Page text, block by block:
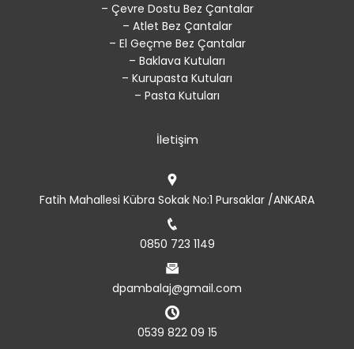
– Çevre Dostu Bez Çantalar
– Atlet Bez Çantalar
– El Geçme Bez Çantalar
– Baklava Kutuları
– Kurupasta Kutuları
– Pasta Kutuları
İletişim
Fatih Mahallesi Kübra Sokak No:1 Pursaklar /ANKARA
0850 723 1149
dpambalaj@gmail.com
0539 822 09 15